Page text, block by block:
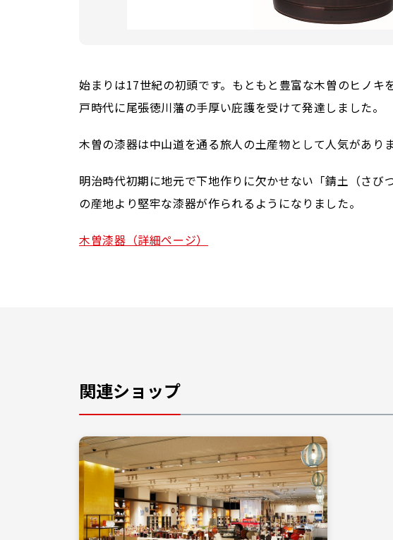
始まりは17世紀の初頭です。もともと豊富な木曽のヒノキ
戸時代に尾張徳川藩の手厚い庇護を受けて発達しました。
木曽の漆器は中山道を通る旅人の土産物として人気があり
明治時代初期に地元で下地作りに欠かせない「錆土（さび
の産地より堅牢な漆器が作られるようになりました。
木曽漆器（詳細ページ）
関連ショップ